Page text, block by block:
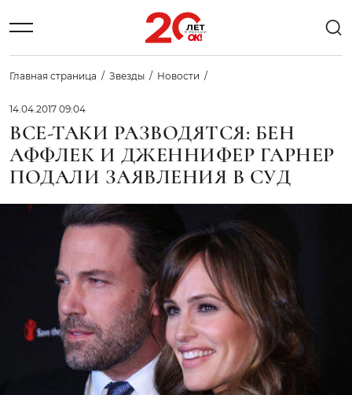
Главная страница Звезды Новости
14.04.2017 09:04
ВСЕ-ТАКИ РАЗВОДЯТСЯ: БЕН
АФФЛЕК И ДЖЕННИФЕР ГАРНЕР
ПОДАЛИ ЗАЯВЛЕНИЯ В СУД